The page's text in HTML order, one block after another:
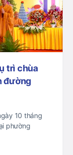
trì chùa
đường
10 tháng
phường